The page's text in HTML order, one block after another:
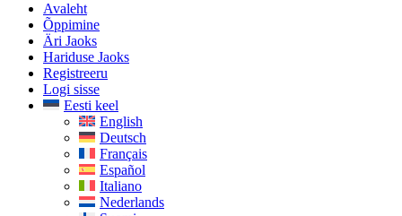
Avaleht
Õppimine
Äri Jaoks
Hariduse Jaoks
Registreeru
Logi sisse
Eesti keel
English
Deutsch
Français
Español
Italiano
Nederlands